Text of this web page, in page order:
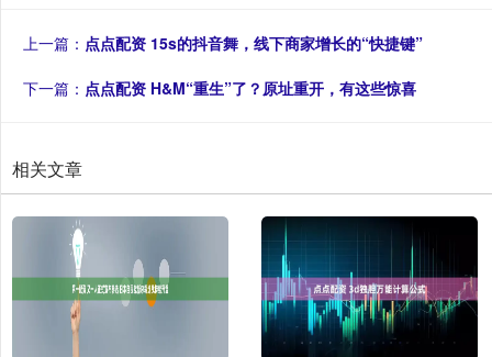
上一篇： 点点配资 15s的抖音舞，线下商家增长的“快捷键”
下一篇： 点点配资 H&M“重生”了？原址重开，有这些惊喜
相关文章